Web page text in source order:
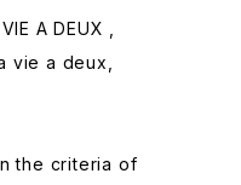
A DEUX ,
vie a deux,
the criteria of